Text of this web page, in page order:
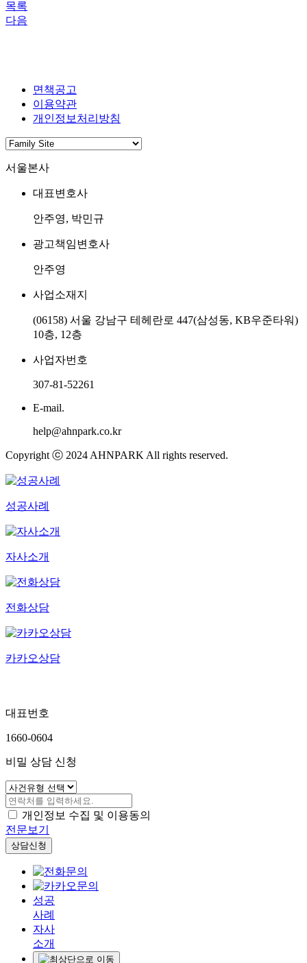
목록
다음
면책공고
이용약관
개인정보처리방침
서울본사
대표변호사
안주영, 박민규
광고책임변호사
안주영
사업소재지
(06158) 서울 강남구 테헤란로 447(삼성동, KB우준타워)
10층, 12층
사업자번호
307-81-52261
E-mail.
help@ahnpark.co.kr
Copyright ⓒ 2024 AHNPARK All rights reserved.
성공사례
자사소개
전화상담
카카오상담
대표번호
1660-0604
비밀 상담 신청
개인정보 수집 및 이용동의
전문보기
상담신청
성공
사례
자사
소개